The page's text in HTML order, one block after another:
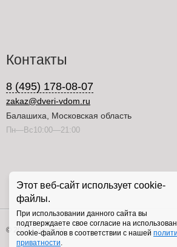
Контакты
8 (495) 178-08-07
zakaz@dveri-vdom.ru
Балашиха, Московская область
Пн—Вс10:00—21:00
Этот веб-сайт использует cookie-
файлы.
При использовании данного сайта вы
подтверждаете свое согласие на
cookie-файлов в соответствии с нашей
приватности.
© 2026 Copyright